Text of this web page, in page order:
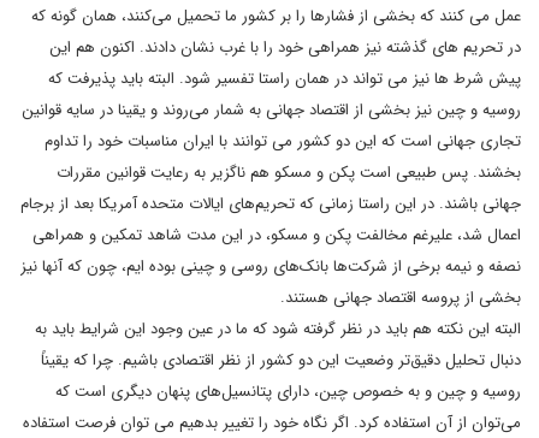
عمل می کنند که بخشی از فشارها را بر کشور ما تحمیل می‌کنند، همان گونه که
در تحریم های گذشته نیز همراهی خود را با غرب نشان دادند. اکنون هم این
پیش شرط ها نیز می تواند در همان راستا تفسیر شود. البته باید پذیرفت که
روسیه و چین نیز بخشی از اقتصاد جهانی به شمار می‌روند و یقینا در سایه قوانین
تجاری جهانی است که این دو کشور می توانند با ایران مناسبات خود را تداوم
بخشند. پس طبیعی است پکن و مسکو هم ناگزیر به رعایت قوانین مقررات
جهانی باشند. در این راستا زمانی که تحریم‌های ایالات متحده آمریکا بعد از برجام
اعمال شد، علیرغم مخالفت پکن و مسکو، در این مدت شاهد تمکین و همراهی
نصفه و نیمه برخی از شرکت‌ها بانک‌های روسی و چینی بوده ایم، چون که آنها نیز
بخشی از پروسه اقتصاد جهانی هستند.
البته این نکته هم باید در نظر گرفته شود که ما در عین وجود این شرایط باید به
دنبال تحلیل دقیق‌تر وضعیت این دو کشور از نظر اقتصادی باشیم. چرا که یقیناً
روسیه و چین و به خصوص چین، دارای پتانسیل‌های پنهان دیگری است که
می‌توان از آن استفاده کرد. اگر نگاه خود را تغییر بدهیم می توان فرصت استفاده